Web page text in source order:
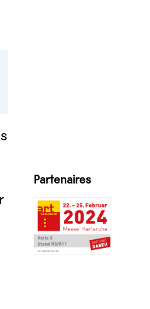
Partenaires